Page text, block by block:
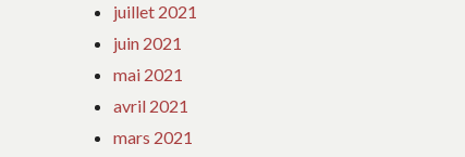
juillet 2021
juin 2021
mai 2021
avril 2021
mars 2021